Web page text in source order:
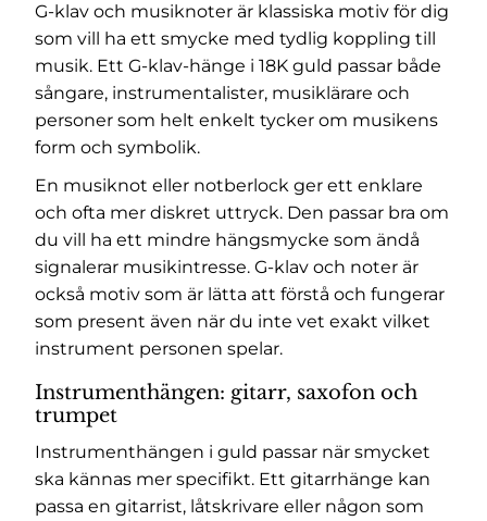
G-klav och musiknoter är klassiska motiv för dig
som vill ha ett smycke med tydlig koppling till
musik. Ett G-klav-hänge i 18K guld passar både
sångare, instrumentalister, musiklärare och
personer som helt enkelt tycker om musikens
form och symbolik.
En musiknot eller notberlock ger ett enklare
och ofta mer diskret uttryck. Den passar bra om
du vill ha ett mindre hängsmycke som ändå
signalerar musikintresse. G-klav och noter är
också motiv som är lätta att förstå och fungerar
som present även när du inte vet exakt vilket
instrument personen spelar.
Instrumenthängen: gitarr, saxofon och
trumpet
Instrumenthängen i guld passar när smycket
ska kännas mer specifikt. Ett gitarrhänge kan
passa en gitarrist, låtskrivare eller någon som